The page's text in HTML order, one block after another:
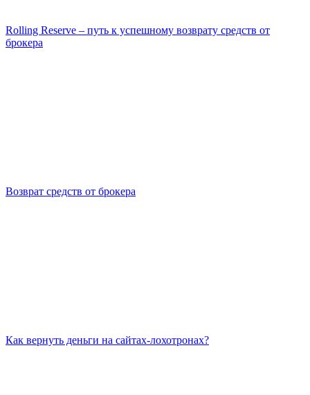
Rolling Reserve – путь к успешному возврату средств от
брокера
Возврат средств от брокера
Как вернуть деньги на сайтах-лохотронах?